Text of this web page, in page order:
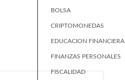
BOLSA
CRIPTOMONEDAS
EDUCACION FINANCIERA
FINANZAS PERSONALES
FISCALIDAD